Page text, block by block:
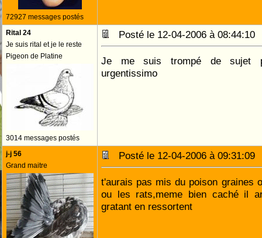
72927 messages postés
Rital 24
Je suis rital et je le reste
Pigeon de Platine
3014 messages postés
Posté le 12-04-2006 à
Je me suis trompé de sujet
urgentissimo
j-j 56
Grand maitre
Posté le 12-04-2006 à
t'aurais pas mis du poison graines
ou les rats,meme bien caché il
gratant en ressortent